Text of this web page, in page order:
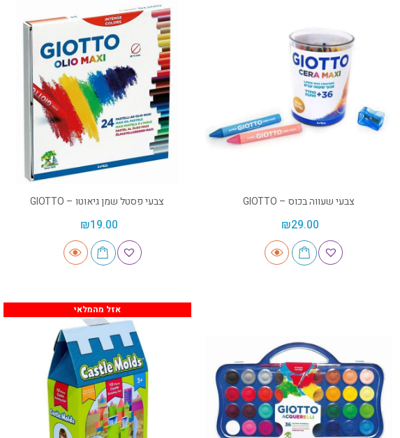
צבעי שעווה בכוס – GIOTTO
₪29.00
צבעי פסטל שמן גיאוטו – GIOTTO
₪19.00
אזל מהמלאי